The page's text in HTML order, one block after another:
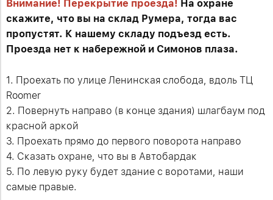
Внимание! Перекрытие проезда! На охране
скажите, что вы на склад Румера, тогда вас
пропустят. К нашему складу подъезд есть.
Проезда нет к набережной и Симонов плаза.
1. Проехать по улице Ленинская слобода, вдоль ТЦ
Roomer
2. Повернуть направо (в конце здания) шлагбаум под
красной аркой
3. Проехать прямо до первого поворота направо
4. Сказать охране, что вы в Автобардак
5. По левую руку будет здание с воротами, наши
самые правые.